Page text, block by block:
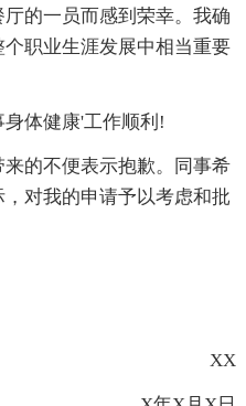
的一员而感到荣幸。我确
职业生涯发展中相当重要
体健康'工作顺利!
的不便表示抱歉。同事希
对我的申请予以考虑和批
XX